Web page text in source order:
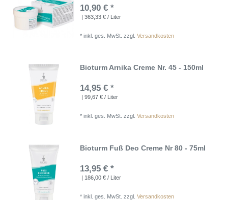
10,90 € *
| 363,33 € / Liter
*inkl. ges. MwSt. zzgl.Versandkosten
Bioturm Arnika Creme Nr. 45 - 150ml
14,95 € *
| 99,67 € / Liter
*inkl. ges. MwSt. zzgl.Versandkosten
Bioturm Fuß Deo Creme Nr 80 - 75ml
13,95 € *
| 186,00 € / Liter
*inkl. ges. MwSt. zzgl.Versandkosten